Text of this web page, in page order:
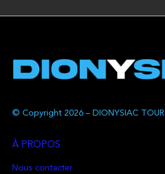
© Copyright 2026 – DIONYSIAC TOUR
À PROPOS
Nous contacter